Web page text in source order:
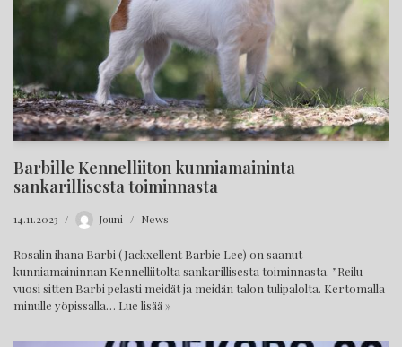
Barbille Kennelliiton kunniamaininta
sankarillisesta toiminnasta
14.11.2023 Jouni News
Rosalin ihana Barbi (Jackxellent Barbie Lee) on saanut
kunniamaininnan Kennelliitolta sankarillisesta toiminnasta. ”Reilu
vuosi sitten Barbi pelasti meidät ja meidän talon tulipalolta. Kertomalla
minulle yöpissalla… Lue lisää »